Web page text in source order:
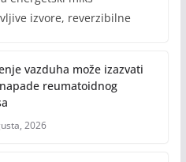
izvore, reverzibilne
vazduha može izazvati
reumatoidnog
2026